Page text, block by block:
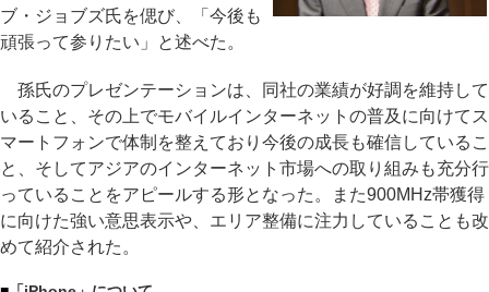
ブ・ジョブズ氏を偲び、「今後も
頑張って参りたい」と述べた。
孫氏のプレゼンテーションは、同社の業績が好調を維持して
いること、その上でモバイルインターネットの普及に向けてス
マートフォンで体制を整えており今後の成長も確信しているこ
と、そしてアジアのインターネット市場への取り組みも充分行
っていることをアピールする形となった。また900MHz帯獲得
に向けた強い意思表示や、エリア整備に注力していることも改
めて紹介された。